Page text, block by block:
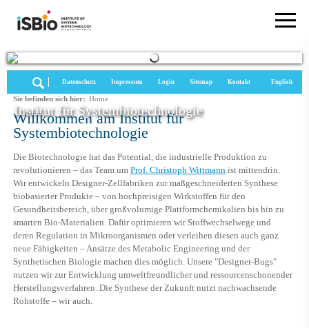
Institut für Systembiotechnologie
English
Kontakt
Sitemap
Login
Impressum
Datenschutz
Sie befinden sich hier: Home
Willkommen am Institut für
Systembiotechnologie
Die Biotechnologie hat das Potential, die industrielle Produktion zu
revolutionieren – das Team um Prof. Christoph Wittmann ist mittendrin.
Wir entwickeln Designer-Zellfabriken zur maßgeschneiderten Synthese
biobasierter Produkte – von hochpreisigen Wirkstoffen für den
Gesundheitsbereich, über großvolumige Plattformchemikalien bis hin zu
smarten Bio-Materialien. Dafür optimieren wir Stoffwechselwege und
deren Regulation in Mikroorganismen oder verleihen diesen auch ganz
neue Fähigkeiten – Ansätze des Metabolic Engineering und der
Synthetischen Biologie machen dies möglich. Unsere "Designer-Bugs"
nutzen wir zur Entwicklung umweltfreundlicher und ressourcenschonender
Herstellungsverfahren. Die Synthese der Zukunft nutzt nachwachsende
Rohstoffe – wir auch.